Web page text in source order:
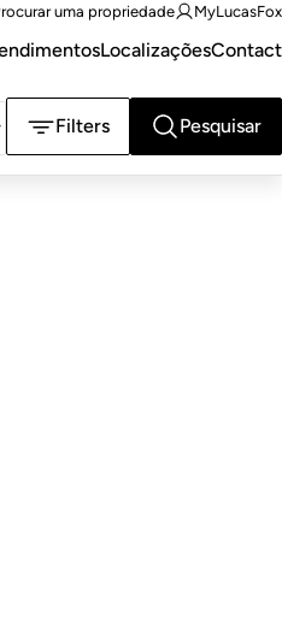
uma propriedade MyLucasFox
LocalizaçõesContact
Filters Pesquisar